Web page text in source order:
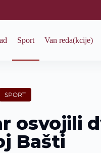
Sport Van reda(kcije)
SPORT
osvojili
Bašti